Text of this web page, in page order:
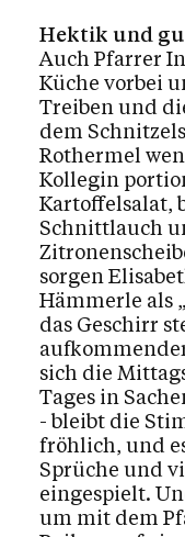
Hektik und
Auch Pfarrer
Küche vorbei
Treiben und
dem
Rothermel
Kollegin
Kartoffelsalat,
Schnittlauch
sorgen
Hämmerle als
das Geschirr
sich die
Tages in
- bleibt die
fröhlich, und
Sprüche und
eingespielt.
um mit dem